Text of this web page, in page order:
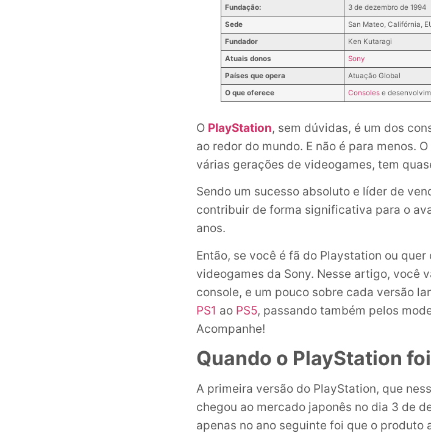
Fundação:
3 de dezembro de 1994
Sede
San Mateo, Califórnia,
Fundador
Ken Kutaragi
Atuais donos
Sony
Países que opera
Atuação Global
O que oferece
Consolese
O PlayStation, sem dúvidas, é um dos
ao redor do mundo. E não é para menos.
várias gerações de videogames, tem
Sendo um sucesso absoluto e líder de
contribuir de forma significativa para o
anos.
Então, se você é fã do Playstation ou
videogames da Sony. Nesse artigo, você
console, e um pouco sobre cada versão
PS1 ao PS5, passando também pelos
Acompanhe!
Quando o PlayStation
A primeira versão do PlayStation, que
chegou ao mercado japonês no dia 3 de
apenas no ano seguinte foi que o produto